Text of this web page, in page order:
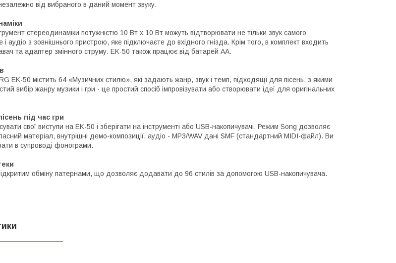
від вибраного в даний момент звуку.
стереодинаміки потужністю 10 Вт x 10 Вт можуть відтворювати не тільки звук самого
і аудіо з зовнішнього пристрою, яке підключаєте до вхідного гнізда. Крім того, в комплект входить
та адаптер змінного струму. EK-50 також працює від батарей AA.
EK-50 містить 64 «Музичних стилю», які задають жанр, звук і темп, підходящі для пісень, з якими
вибір жанру музики і гри - це простий спосіб імпровізувати або створювати ідеї для оригінальних
під час гри
свої виступи на EK-50 і зберігати на інструменті або USB-накопичувачі. Режим Song дозволяє
матеріал, внутрішні демо-композиції, аудіо - MP3/WAV дані SMF (стандартний MIDI-файл). Ви
в супроводі фонограми.
обміну патернами, що дозволяє додавати до 96 стилів за допомогою USB-накопичувача.